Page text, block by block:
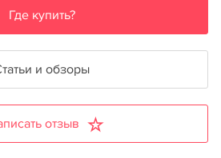
Где купить?
и обзоры
отзыв